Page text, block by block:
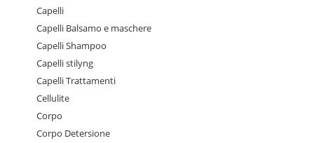
Capelli
Capelli Balsamo e maschere
Capelli Shampoo
Capelli stilyng
Capelli Trattamenti
Cellulite
Corpo
Corpo Detersione